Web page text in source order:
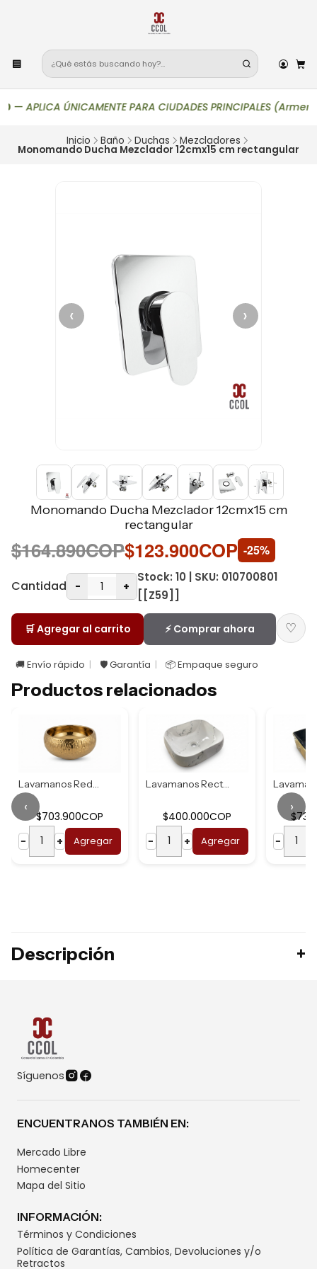
APLICA ÚNICAMENTE PARA CIUDADES PRINCIPALES
Inicio Baño Duchas Mezcladores
Monomando Ducha Mezclador 12cmx15 cm rectangular
‹ ›
Monomando Ducha Mezclador 12cmx15 cm
rectangular
$164.890COP$123.900COP -25%
Cantidad - +
Stock: 10 | SKU: 010700801
[[Z59]]
🛒 Agregar al carrito ⚡ Comprar ahora ♡
🚚 Envío rápido 🛡️ Garantía 📦 Empaque seguro
Productos relacionados
$703.900COP
−
+ Agregar
$400.000COP
−
+ Agregar
−
‹ ›
Descripción
Síguenos
ENCUENTRANOS TAMBIÉN EN:
Mercado Libre
Homecenter
Mapa del Sitio
INFORMACIÓN:
Términos y Condiciones
Política de Garantías, Cambios, Devoluciones y/o
Retractos